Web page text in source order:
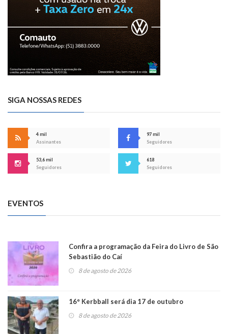
SIGA NOSSAS REDES
4 mil
Assinantes
97 mil
Seguidores
53,6 mil
Seguidores
618
Seguidores
EVENTOS
Confira a programação da Feira do Livro de São
Sebastião do Caí
8 de agosto de 2026
16° Kerbball será dia 17 de outubro
8 de agosto de 2026